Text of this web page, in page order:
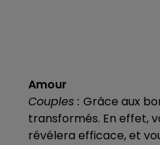
Amour
Couples : Grâce aux
transformés. En effet,
révélera efficace, et